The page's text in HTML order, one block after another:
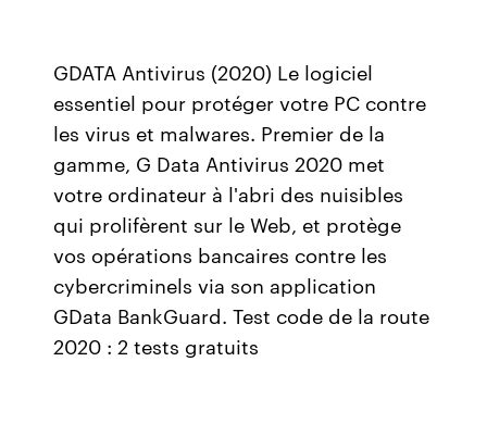
GDATA Antivirus (2020) Le logiciel
essentiel pour protéger votre PC contre
les virus et malwares. Premier de la
gamme, G Data Antivirus 2020 met
votre ordinateur à l'abri des nuisibles
qui prolifèrent sur le Web, et protège
vos opérations bancaires contre les
cybercriminels via son application
GData BankGuard. Test code de la route
2020 : 2 tests gratuits